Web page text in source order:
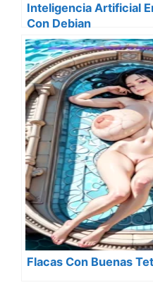
Inteligencia Artificial
Con Debian
Flacas Con Buenas